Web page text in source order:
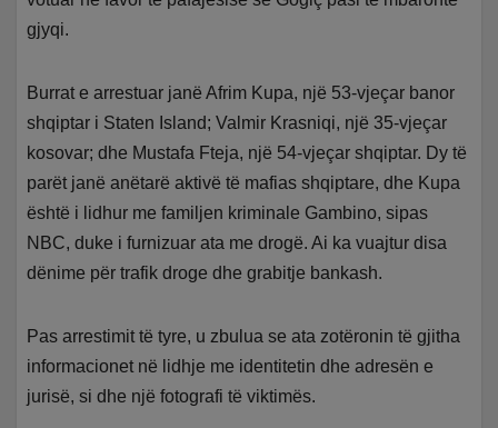
gjyqi.
Burrat e arrestuar janë Afrim Kupa, një 53-vjeçar banor
shqiptar i Staten Island; Valmir Krasniqi, një 35-vjeçar
kosovar; dhe Mustafa Fteja, një 54-vjeçar shqiptar. Dy të
parët janë anëtarë aktivë të mafias shqiptare, dhe Kupa
është i lidhur me familjen kriminale Gambino, sipas
NBC, duke i furnizuar ata me drogë. Ai ka vuajtur disa
dënime për trafik droge dhe grabitje bankash.
Pas arrestimit të tyre, u zbulua se ata zotëronin të gjitha
informacionet në lidhje me identitetin dhe adresën e
jurisë, si dhe një fotografi të viktimës.